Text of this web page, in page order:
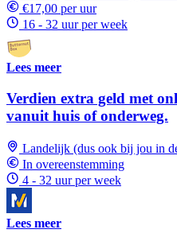
€17,00 per uur
16 - 32 uur per week
Lees meer
Verdien extra geld met
vanuit huis of onderweg.
Landelijk (dus ook bij jou in
In overeenstemming
4 - 32 uur per week
Lees meer